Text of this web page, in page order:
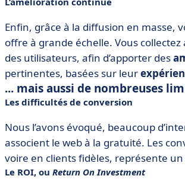
Enfin, grâce à la diffusion en masse,
offre à grande échelle. Vous
des utilisateurs, afin d’apporter des
pertinentes, basées sur leur
... mais aussi de nombreuses
Les difficultés de conversion
Nous l’avons évoqué, beaucoup
associent le web à la gratuité. Les
voire en clients fidèles, représente
Le ROI, ou Return On Investment